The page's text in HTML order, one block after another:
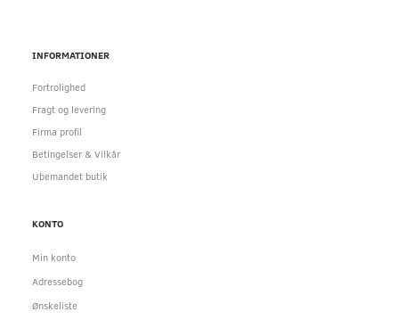
INFORMATIONER
Fortrolighed
Fragt og levering
Firma profil
Betingelser & Vilkår
Ubemandet butik
KONTO
Min konto
Adressebog
Ønskeliste